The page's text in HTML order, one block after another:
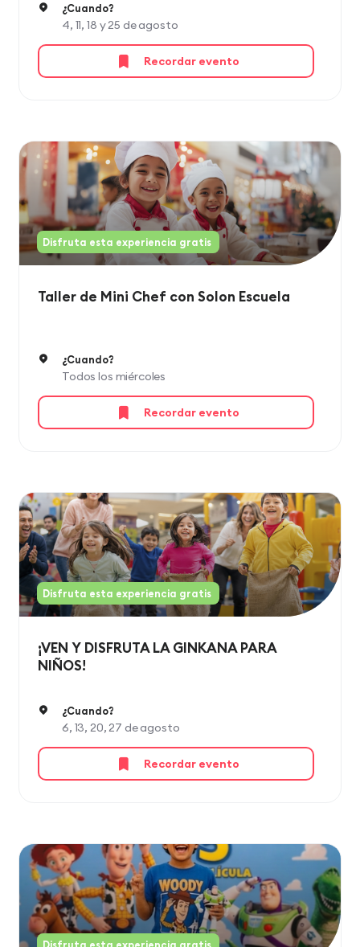
¿Cuando?
4, 11, 18 y 25 de agosto
Recordar evento
Disfruta esta experiencia gratis
Taller de Mini Chef con Solon Escuela
¿Cuando?
Todos los miércoles
Recordar evento
Disfruta esta experiencia gratis
¡VEN Y DISFRUTA LA GINKANA PARA
NIÑOS!
¿Cuando?
6, 13, 20, 27 de agosto
Recordar evento
Disfruta esta experiencia gratis